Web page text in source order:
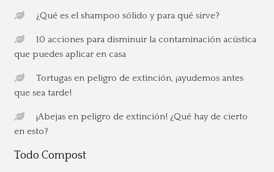
¿Qué es el shampoo sólido y para qué sirve?
10 acciones para disminuir la contaminación acústica
que puedes aplicar en casa
Tortugas en peligro de extinción, ¡ayudemos antes
que sea tarde!
¡Abejas en peligro de extinción! ¿Qué hay de cierto
en esto?
Todo Compost